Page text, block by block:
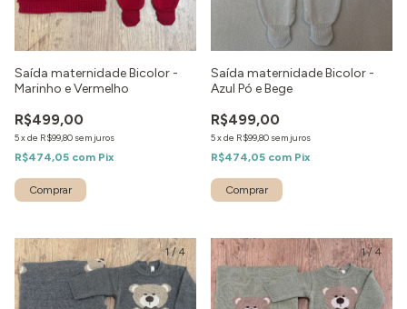
Saída maternidade Bicolor -
Marinho e Vermelho
R$499,00
5xde R$99,80 sem juros
R$474,05 com Pix
Comprar
Saída maternidade Bicolor -
Azul Pó e Bege
R$499,00
5xde R$99,80 sem juros
R$474,05 com Pix
Comprar
1/4 1/ 4